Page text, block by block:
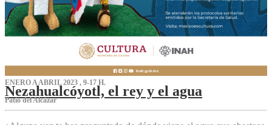
ENERO A ABRIL 2023 , 9-17 H.
Nezahualcóyotl, el rey y el agua
Patio del Alcázar